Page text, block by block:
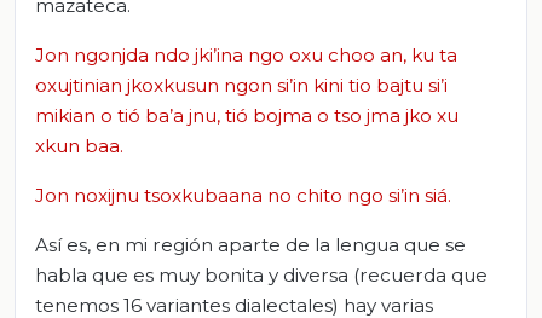
mazateca.
Jon ngonjda ndo jki’ina ngo oxu choo an, ku ta
oxujtinian jkoxkusun ngon si’in kini tio bajtu si’i
mikian o tió ba’a jnu, tió bojma o tso jma jko xu
xkun baa.
Jon noxijnu tsoxkubaana no chito ngo si’in siá.
Así es, en mi región aparte de la lengua que se
habla que es muy bonita y diversa (recuerda que
tenemos 16 variantes dialectales) hay varias